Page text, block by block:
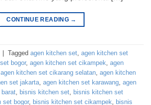
CONTINUE READING →
Tagged agen kitchen set agen kitchen set
bogor, agen kitchen set cikampek agen
agen kitchen set cikarang selatan agen kitchen
set jakarta agen kitchen set karawang agen
bisnis kitchen set
bisnis kitchen set
set bogor, bisnis kitchen set cikampek bisnis